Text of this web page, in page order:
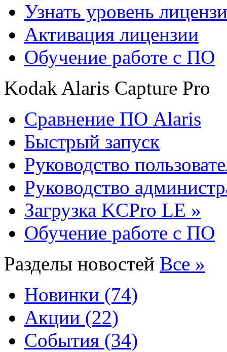
Узнать уровень
Активация лицензии
Обучение работе с ПО
Kodak Alaris Capture Pro
Сравнение ПО Alaris
Быстрый запуск
Руководство
Руководство
Загрузка KCPro LE »
Обучение работе с ПО
Разделы новостей Все »
Новинки (74)
Акции (22)
События (34)